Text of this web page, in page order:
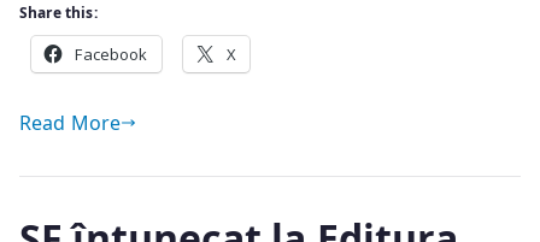
Share this:
Facebook X
Read More